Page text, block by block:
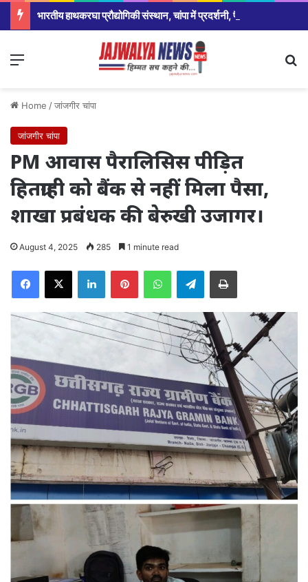
Menu
Home /जांजगीर चांपा
जांजगीर चांपा
PM आवास पैरालिसिस पीड़ित
हितग्राही को बैंक से नहीं मिला पैसा,
शाखा प्रबंधक की बेरुखी उजागर।
August 4, 2025 285 1 minute read
Facebook
X LinkedInPinterestWhatsAppTelegramPrint